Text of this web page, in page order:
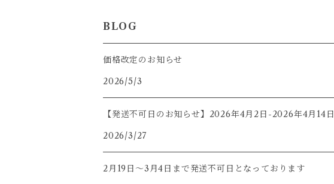
茶荷
BLOG
価格改定のお知らせ
2026/5/3
【発送不可日のお知らせ】2026年4月2日-2026年4月14日
2026/3/27
2月19日〜3月4日まで発送不可日となっております